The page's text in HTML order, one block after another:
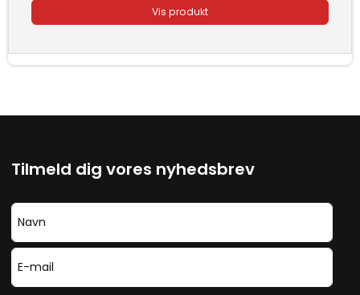
Vis produkt
Tilmeld dig vores nyhedsbrev